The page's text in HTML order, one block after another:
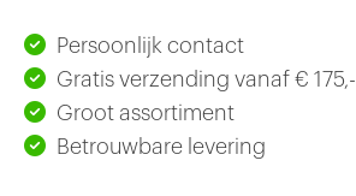
Persoonlijk contact
Gratis verzending vanaf € 175,-
Groot assortiment
Betrouwbare levering